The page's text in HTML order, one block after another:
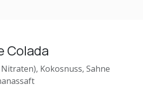
Colada
Kokosnuss, Sahne